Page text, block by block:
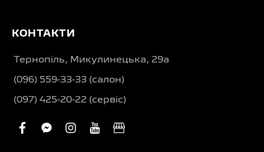
КОНТАКТИ
Тернопіль, Микулинецька, 29а
(096) 559-33-33 (салон)
(097) 425-20-22 (сервіс)
facebook
facebook-
instagram
youtube
business